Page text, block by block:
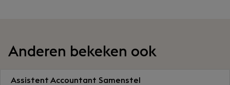
Anderen bekeken ook
Assistent Accountant Samenstel